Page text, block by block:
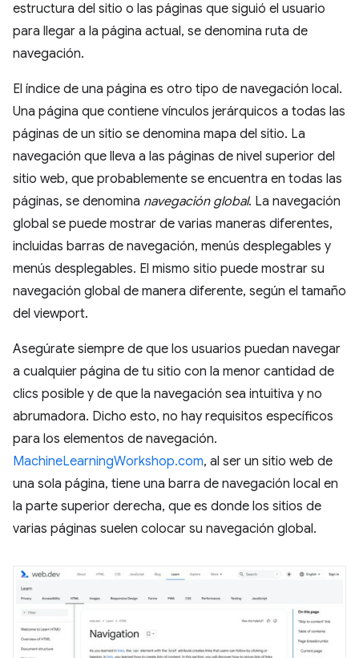
estructura del sitio o las páginas que siguió el usuario
para llegar a la página actual, se denomina ruta de
navegación.
El índice de una página es otro tipo de navegación local.
Una página que contiene vínculos jerárquicos a todas las
páginas de un sitio se denomina mapa del sitio. La
navegación que lleva a las páginas de nivel superior del
sitio web, que probablemente se encuentra en todas las
páginas, se denomina navegación global. La navegación
global se puede mostrar de varias maneras diferentes,
incluidas barras de navegación, menús desplegables y
menús desplegables. El mismo sitio puede mostrar su
navegación global de manera diferente, según el tamaño
del viewport.
Asegúrate siempre de que los usuarios puedan navegar
a cualquier página de tu sitio con la menor cantidad de
clics posible y de que la navegación sea intuitiva y no
abrumadora. Dicho esto, no hay requisitos específicos
para los elementos de navegación.
MachineLearningWorkshop.com, al ser un sitio web de
una sola página, tiene una barra de navegación local en
la parte superior derecha, que es donde los sitios de
varias páginas suelen colocar su navegación global.